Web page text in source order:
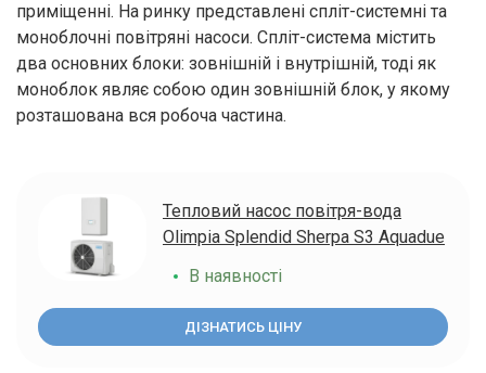
приміщенні. На ринку представлені спліт-системні та
моноблочні повітряні насоси. Спліт-система містить
два основних блоки: зовнішній і внутрішній, тоді як
моноблок являє собою один зовнішній блок, у якому
розташована вся робоча частина.
Тепловий насос повітря-вода
Olimpia Splendid Sherpa S3 Aquadue
В наявності
ДІЗНАТИСЬ ЦІНУ